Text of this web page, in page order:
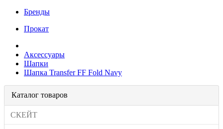
Бренды
Прокат
Аксессуары
Шапки
Шапка Transfer FF Fold Navy
Каталог товаров
СКЕЙТ